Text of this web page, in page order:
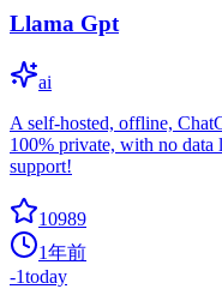
Llama Gpt
ai
A self-hosted, offline,
100% private, with no
support!
10989
1年前
-1today